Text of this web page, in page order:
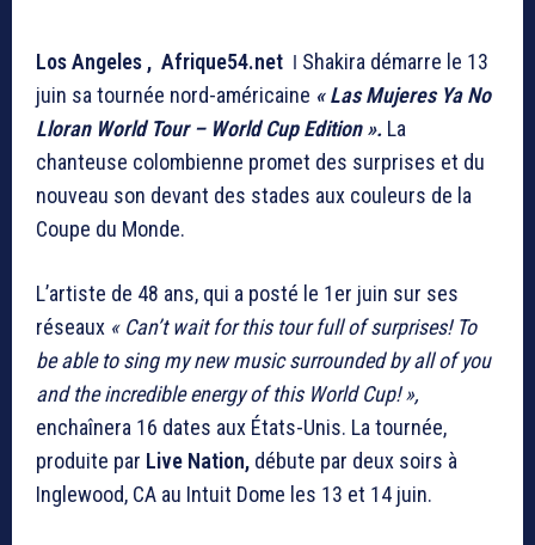
Los Angeles , Afrique54.net ǀ Shakira démarre le 13
juin sa tournée nord-américaine « Las Mujeres Ya No
Lloran World Tour – World Cup Edition ». La
chanteuse colombienne promet des surprises et du
nouveau son devant des stades aux couleurs de la
Coupe du Monde.
L’artiste de 48 ans, qui a posté le 1er juin sur ses
réseaux « Can’t wait for this tour full of surprises! To
be able to sing my new music surrounded by all of you
and the incredible energy of this World Cup! »,
enchaînera 16 dates aux États-Unis. La tournée,
produite par Live Nation, débute par deux soirs à
Inglewood, CA au Intuit Dome les 13 et 14 juin.